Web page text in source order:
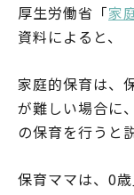
厚生労働省「家
資料によると、
家庭的保育は、
が難しい場合に
の保育を行うと
保育ママは、0